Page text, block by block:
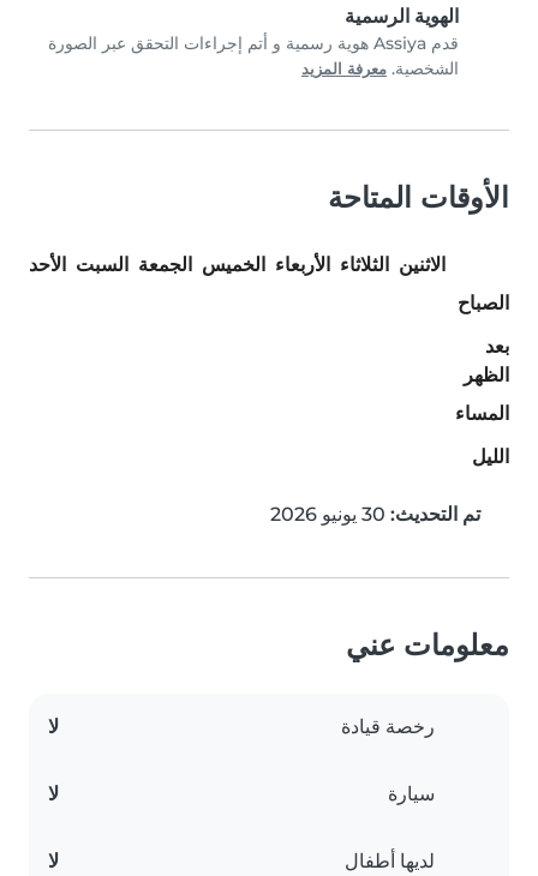
الهوية الرسمية
قدم Assiya هوية رسمية و أتم إجراءات التحقق عبر الصورة
الشخصية. معرفة المزيد
الأوقات المتاحة
الاثنين الثلاثاء الأربعاء الخميس الجمعة السبت
الأحد
الصباح
بعد
الظهر
المساء
الليل
تم التحديث:
معلومات عني
رخصة قيادة لا
سيارة لا
لديها أطفال لا